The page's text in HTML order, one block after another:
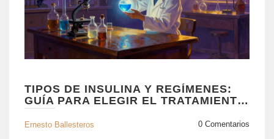
TIPOS DE INSULINA Y REGÍMENES:
GUÍA PARA ELEGIR EL TRATAMIENTO
CORRECTO
Ernesto Ballesteros 0 Comentarios